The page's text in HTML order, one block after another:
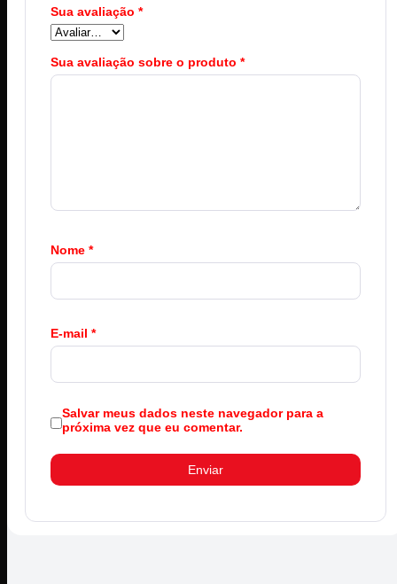
Sua avaliação *
Sua avaliação sobre o produto *
Nome *
E-mail *
Salvar meus dados neste navegador para a
próxima vez que eu comentar.